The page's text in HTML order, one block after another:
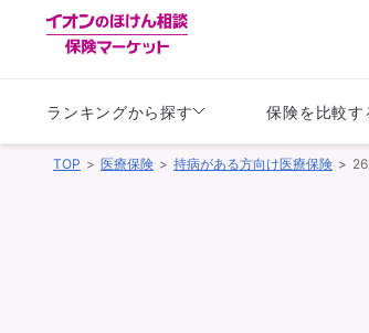
ランキングから探す 保険を比較す
TOP 医療保険 持病がある方向け医療保険